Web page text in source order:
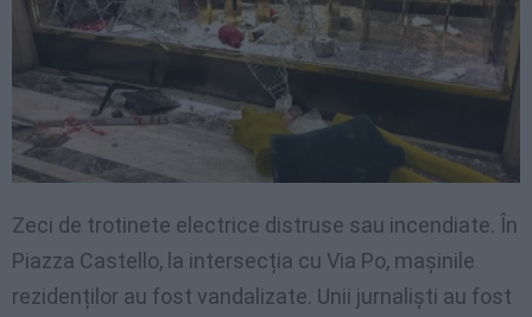
Zeci de trotinete electrice distruse sau incendiate. În
Piazza Castello, la intersecția cu Via Po, mașinile
rezidenților au fost vandalizate. Unii jurnaliști au fost